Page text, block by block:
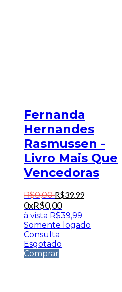
Fernanda
Hernandes
Rasmussen -
Livro Mais Que
Vencedoras
R$0,00 R$39,99
0xR$0,00
à vista R$39,99
Somente logado
Consulta
Esgotado
Comprar